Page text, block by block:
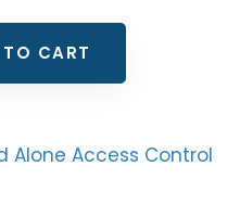
CART
Alone Access Control